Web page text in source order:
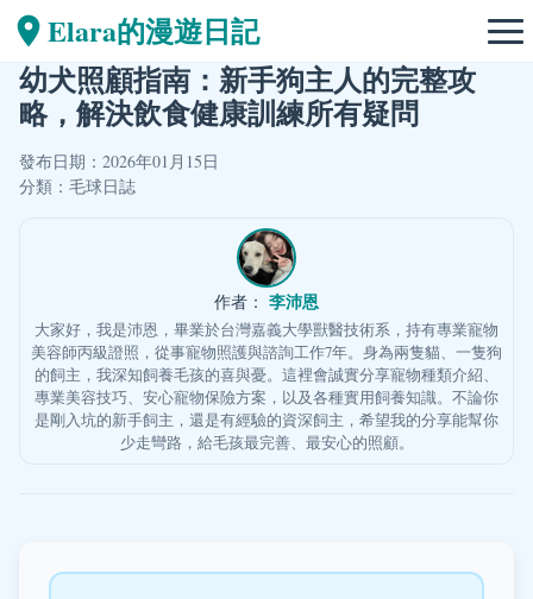
Elara的漫遊日記
幼犬照顧指南：新手狗主人的完整攻
略，解決飲食健康訓練所有疑問
發布日期：2026年01月15日
分類： 毛球日誌
作者： 李沛恩
大家好，我是沛恩，畢業於台灣嘉義大學獸醫技術系，持有專業寵物
美容師丙級證照，從事寵物照護與諮詢工作7年。身為兩隻貓、一隻狗
的飼主，我深知飼養毛孩的喜與憂。這裡會誠實分享寵物種類介紹、
專業美容技巧、安心寵物保險方案，以及各種實用飼養知識。不論你
是剛入坑的新手飼主，還是有經驗的資深飼主，希望我的分享能幫你
少走彎路，給毛孩最完善、最安心的照顧。